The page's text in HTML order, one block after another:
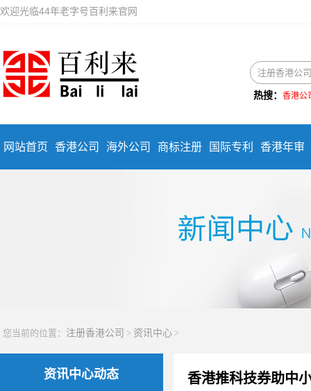
欢迎光临44年老字号百利来官网
热搜： 香港公
网站首页 香港公司 海外公司 商标注册 国际专利 香港年审
您当前的位置： 注册香港公司 > 资讯中心 >
资讯中心动态 香港推科技券助中